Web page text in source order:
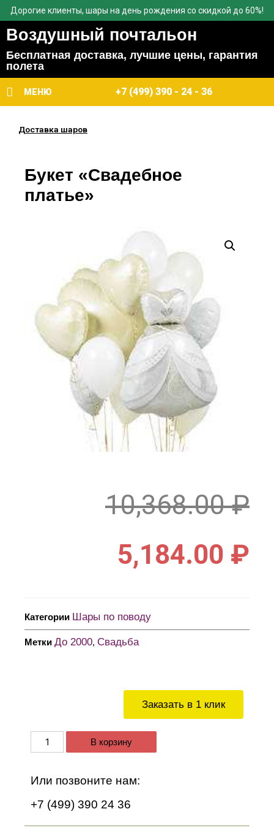
Дорогие клиенты, шары на день рождения со скидкой до 60%!
Воздушный почтальон
Бесплатная доставка, лучшие цены, гарантия
полета
МЕНЮ +7 (499) 390 - 24 - 36
Доставка шаров
Заказать в 1 клик
В корзину
Или позвоните нам:
+7 (499) 390 24 36
Букет «Свадебное
платье»
10,368.00₽
5,184.00 ₽
Категории Шары по поводу
Метки До 2000, Свадьба